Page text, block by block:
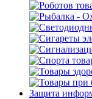
Защита